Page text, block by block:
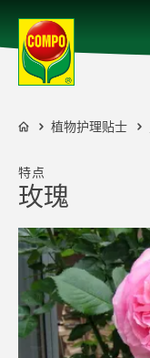
全部产品
植物护理贴士
服务
关于我们
COMPO
植物护理贴士
特点
玫瑰